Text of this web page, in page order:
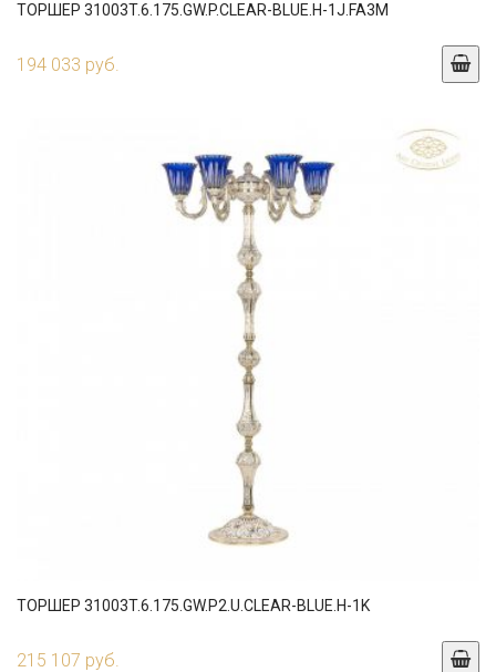
ТОРШЕР 31003T.6.175.GW.P.CLEAR-BLUE.H-1J.FA3M
194 033 руб.
ТОРШЕР 31003T.6.175.GW.P2.U.CLEAR-BLUE.H-1K
215 107 руб.